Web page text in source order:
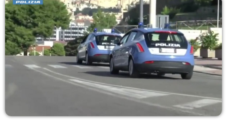
NOTICIAS
CONTACTO